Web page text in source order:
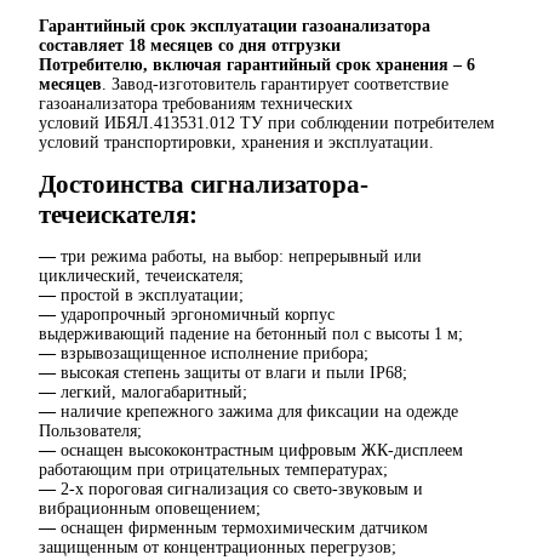
Гарантийный срок эксплуатации газоанализатора
составляет 18 месяцев со дня отгрузки
Потребителю, включая гарантийный срок хранения – 6
месяцев . Завод-изготовитель гарантирует соответствие
газоанализатора требованиям технических
условий ИБЯЛ.413531.012 ТУ при соблюдении потребителем
условий транспортировки, хранения и эксплуатации.
Достоинства сигнализатора-
течеискателя:
— три режима работы, на выбор: непрерывный или
циклический, течеискателя;
— простой в эксплуатации;
— ударопрочный эргономичный корпус
выдерживающий падение на бетонный пол с высоты 1 м;
— взрывозащищенное исполнение прибора;
— высокая степень защиты от влаги и пыли IP68;
— легкий, малогабаритный;
— наличие крепежного зажима для фиксации на одежде
Пользователя;
— оснащен высококонтрастным цифровым ЖК-дисплеем
работающим при отрицательных температурах;
— 2-х пороговая сигнализация со свето-звуковым и
вибрационным оповещением;
— оснащен фирменным термохимическим датчиком
защищенным от концентрационных перегрузов;